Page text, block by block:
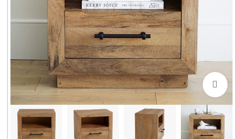
بزرگنمایی تصویر